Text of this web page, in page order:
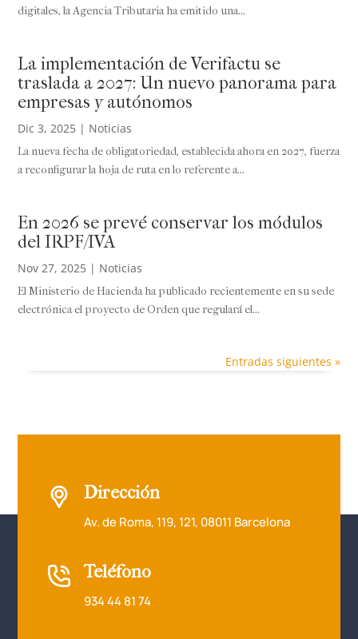
digitales, la Agencia Tributaria ha emitido una...
La implementación de Verifactu se
traslada a 2027: Un nuevo panorama para
empresas y autónomos
Dic 3, 2025 | Noticias
La nueva fecha de obligatoriedad, establecida ahora en 2027, fuerza
a reconfigurar la hoja de ruta en lo referente a...
En 2026 se prevé conservar los módulos
del IRPF/IVA
Nov 27, 2025 | Noticias
El Ministerio de Hacienda ha publicado recientemente en su sede
electrónica el proyecto de Orden que regulará el...
Entradas siguientes »
Dirección
Av. de Roma, 119, 121, 08011 Barcelona
Teléfono
934 44 81 74